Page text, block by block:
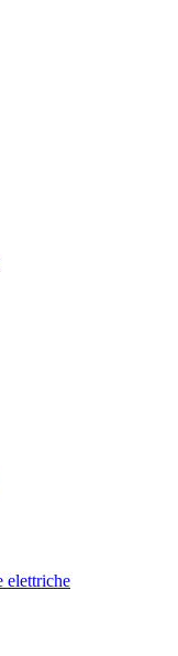
elettriche